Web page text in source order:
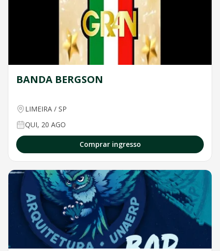
BANDA BERGSON
LIMEIRA / SP
QUI, 20 AGO
Comprar ingresso